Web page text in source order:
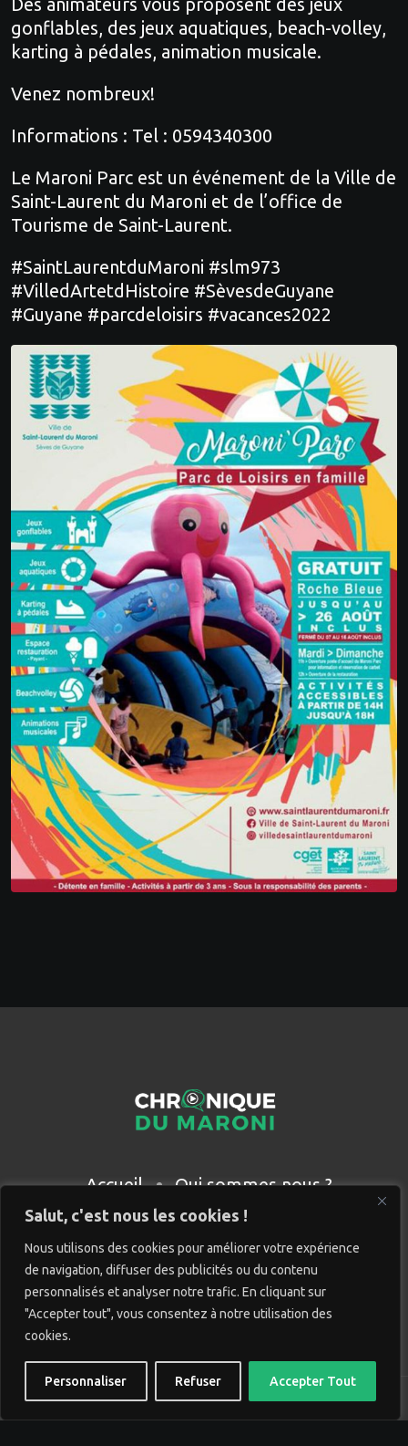
Salut, c'est nous les cookies !
Nous utilisons des cookies pour améliorer votre expérience
de navigation, diffuser des publicités ou du contenu
personnalisés et analyser notre trafic. En cliquant sur
"Accepter tout", vous consentez à notre utilisation des
cookies.
Personnaliser Refuser Accepter Tout
gonflables, des jeux aquatiques, beach-volley,
karting à pédales, animation musicale.
Venez nombreux!
Informations : Tel : 0594340300
Le Maroni Parc est un événement de la Ville de
Saint-Laurent du Maroni et de l’office de
Tourisme de Saint-Laurent.
#SaintLaurentduMaroni #slm973
#VilledArtetdHistoire #SèvesdeGuyane
#Guyane #parcdeloisirs #vacances2022
Accueil
Qui sommes nous ?
Partenaires
Contact